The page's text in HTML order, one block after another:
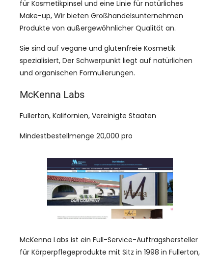
für Kosmetikpinsel und eine Linie für natürliches
Make-up, Wir bieten Großhandelsunternehmen
Produkte von außergewöhnlicher Qualität an.
Sie sind auf vegane und glutenfreie Kosmetik
spezialisiert, Der Schwerpunkt liegt auf natürlichen
und organischen Formulierungen.
McKenna Labs
Fullerton, Kalifornien, Vereinigte Staaten
Mindestbestellmenge 20,000 pro
McKenna Labs ist ein Full-Service-Auftragshersteller
für Körperpflegeprodukte mit Sitz in 1998 in Fullerton,